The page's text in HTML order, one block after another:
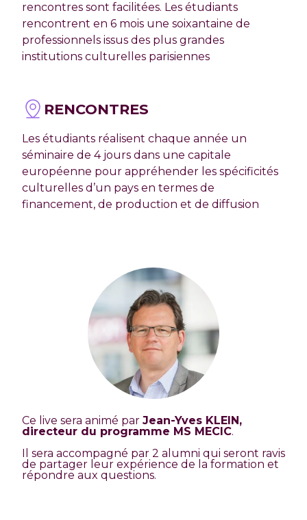
rencontres sont facilitées. Les étudiants
rencontrent en 6 mois une soixantaine de
professionnels issus des plus grandes
institutions culturelles parisiennes
RENCONTRES
Les étudiants réalisent chaque année un
séminaire de 4 jours dans une capitale
européenne pour appréhender les spécificités
culturelles d’un pays en termes de
financement, de production et de diffusion
Ce live sera animé par Jean-Yves KLEIN,
directeur du programme MS MECIC.
Il sera accompagné par 2 alumni qui seront ravis
de partager leur expérience de la formation et
répondre aux questions.